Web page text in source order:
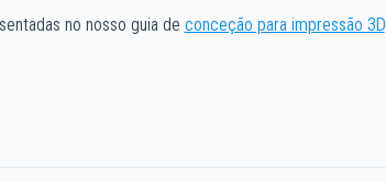
no nosso guia de conceção para impressão 3D.